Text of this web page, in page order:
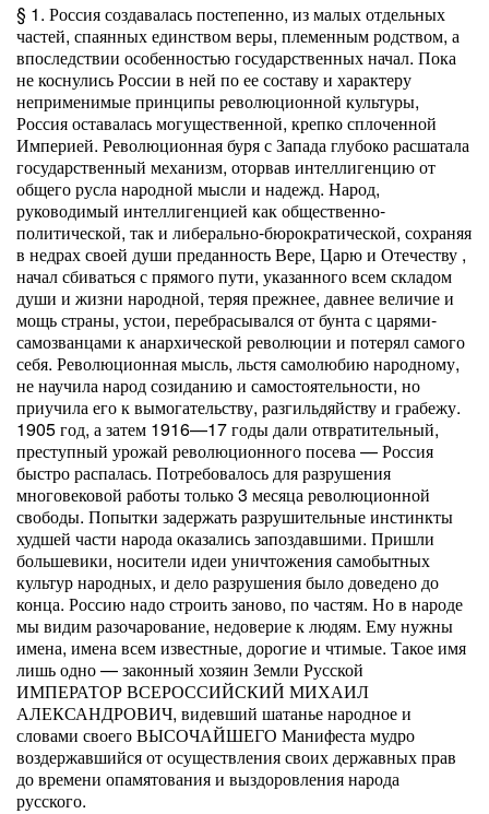
§ 1. Россия создавалась постепенно, из малых отдельных
частей, спаянных единством веры, племенным родством, а
впоследствии особенностью государственных начал. Пока
не коснулись России в ней по ее составу и характеру
неприменимые принципы революционной культуры,
Россия оставалась могущественной, крепко сплоченной
Империей. Революционная буря с Запада глубоко расшатала
государственный механизм, оторвав интеллигенцию от
общего русла народной мысли и надежд. Народ,
руководимый интеллигенцией как общественно-
политической, так и либерально-бюрократической, сохраняя
в недрах своей души преданность Вере, Царю и Отечеству ,
начал сбиваться с прямого пути, указанного всем складом
души и жизни народной, теряя прежнее, давнее величие и
мощь страны, устои, перебрасывался от бунта с царями-
самозванцами к анархической революции и потерял самого
себя. Революционная мысль, льстя самолюбию народному,
не научила народ созиданию и самостоятельности, но
приучила его к вымогательству, разгильдяйству и грабежу.
1905 год, а затем 1916—17 годы дали отвратительный,
преступный урожай революционного посева — Россия
быстро распалась. Потребовалось для разрушения
многовековой работы только 3 месяца революционной
свободы. Попытки задержать разрушительные инстинкты
худшей части народа оказались запоздавшими. Пришли
большевики, носители идеи уничтожения самобытных
культур народных, и дело разрушения было доведено до
конца. Россию надо строить заново, по частям. Но в народе
мы видим разочарование, недоверие к людям. Ему нужны
имена, имена всем известные, дорогие и чтимые. Такое имя
лишь одно — законный хозяин Земли Русской
ИМПЕРАТОР ВСЕРОССИЙСКИЙ МИХАИЛ
АЛЕКСАНДРОВИЧ, видевший шатанье народное и
словами своего ВЫСОЧАЙШЕГО Манифеста мудро
воздержавшийся от осуществления своих державных прав
до времени опамятования и выздоровления народа
русского.